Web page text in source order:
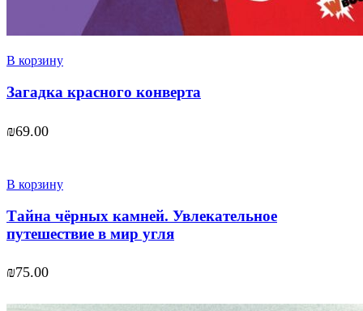
В корзину
Загадка красного конверта
₪69.00
В корзину
Тайна чёрных камней. Увлекательное
путешествие в мир угля
₪75.00